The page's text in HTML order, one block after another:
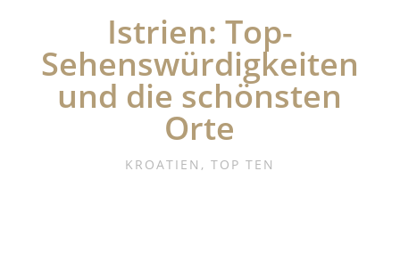
Istrien: Top-
Sehenswürdigkeiten
und die schönsten
Orte
KROATIEN , TOP TEN